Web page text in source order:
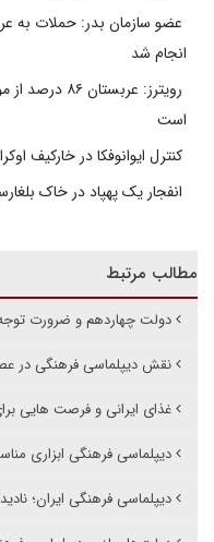
عضو سازمان بدر: حملات به
انجام شد
رویترز:
است
کنترل ایوانوفکا در خارکیف
انفجار یک پهپاد در خاک
مطالب مرتبط
دولت چهاردهم و ضرورت
نقش دیپلماسی فرهنگی در
غذای ایرانی و فرصت هایی
دیپلماسی فرهنگی ابزاری
دیپلماسی فرهنگی ایران؛